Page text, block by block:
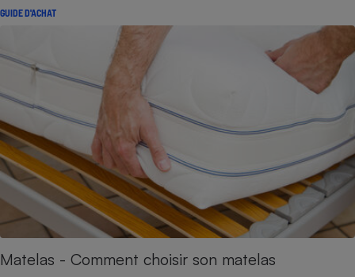
GUIDE D'ACHAT
Matelas - Comment choisir son matelas